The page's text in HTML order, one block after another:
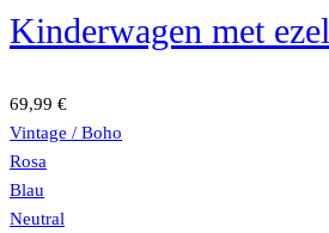
Kinderwagen met ezel
69,99 €
Vintage / Boho
Rosa
Blau
Neutral